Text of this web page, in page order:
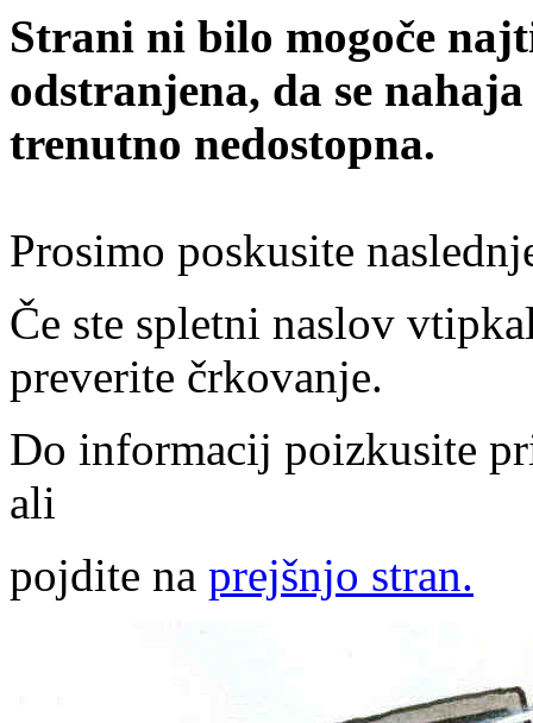
Strani ni bilo mogoče
odstranjena, da se
trenutno nedostopna.
Prosimo poskusite
Če ste spletni naslov
preverite črkovanje.
Do informacij poizkusite
ali
pojdite na prejšnjo stran.